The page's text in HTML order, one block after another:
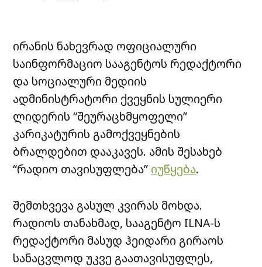
ირანის ნახევრად ოფიციალური
საინფორმაციო სააგენტოს რედაქტორი
და სოციალური მედიის
ადმინისტრატორი ქვეყნის სულიერი
ლიდერის “შეურაცხმყოფელი”
კარიკატურის გამოქვეყნების
ბრალდებით დააკავეს. ამის შესახებ
“რადიო თავისუფლება” იუწყება.
შემთხვევა გასულ კვირას მოხდა.
რადიოს თანახმად, სააგენტო ILNA-ს
რედაქტორი მასუდ ჰეიდარი გირაოს
სანაცვლოდ უკვე გაათავისუფლეს,